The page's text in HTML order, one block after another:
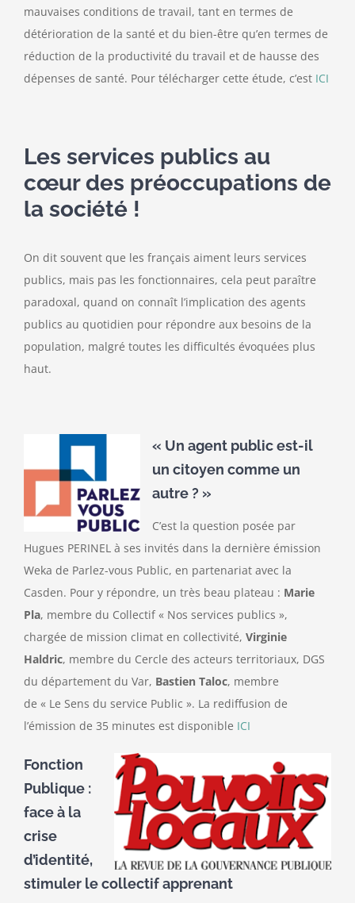
mauvaises conditions de travail, tant en termes de
détérioration de la santé et du bien-être qu’en termes de
réduction de la productivité du travail et de hausse des
dépenses de santé. Pour télécharger cette étude, c’est ICI
Les services publics au
cœur des préoccupations de
la société !
On dit souvent que les français aiment leurs services
publics, mais pas les fonctionnaires, cela peut paraître
paradoxal, quand on connaît l’implication des agents
publics au quotidien pour répondre aux besoins de la
population, malgré toutes les difficultés évoquées plus
haut.
« Un agent public est-il
un citoyen comme un
autre ? »
C’est la question posée par
Hugues PERINEL à ses invités dans la dernière émission
Weka de Parlez-vous Public, en partenariat avec la
Casden. Pour y répondre, un très beau plateau : Marie
Pla, membre du Collectif « Nos services publics »,
chargée de mission climat en collectivité, Virginie
Haldric, membre du Cercle des acteurs territoriaux, DGS
du département du Var, Bastien Taloc, membre
de « Le Sens du service Public ». La rediffusion de
l’émission de 35 minutes est disponible ICI
Fonction
Publique :
face à la
crise
d’identité,
stimuler le collectif apprenant